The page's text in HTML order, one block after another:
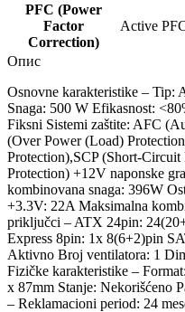
PFC (Power
Factor
Correction)
Active
Опис
Osnovne karakteristike – Tip:
Snaga: 500 W Efikasnost:
Fiksni Sistemi zaštite: AFC
(Over Power (Load)
Protection),SCP (Short-
Protection) +12V naponske
kombinovana snaga: 396W
+3.3V: 22A Maksimalna
priključci – ATX 24pin:
Express 8pin: 1x 8(6+2)pin
Aktivno Broj ventilatora: 1
Fizičke karakteristike –
x 87mm Stanje: Nekorišćeno
– Reklamacioni period: 24